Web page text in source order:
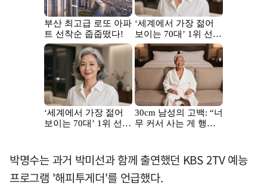
박명수는 과거 박미선과 함께 출연했던 KBS 2TV 예능
프로그램 '해피투게더'를 언급했다.